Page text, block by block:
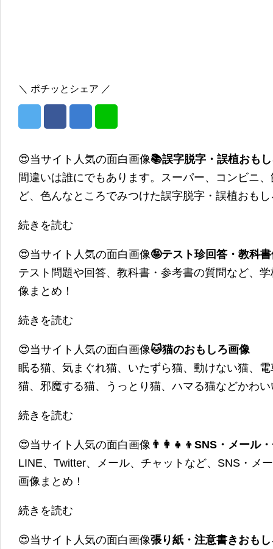
＼ ポチッとシェア ／
😍当サイト人気の面白画像📚誤字脱字・誤植おも
間違いは誰にでもあります。スーパー、コンビニ
ど、色んなところでみつけた誤字脱字・誤植おも
続きを読む
😍当サイト人気の面白画像🤪テスト珍回答・教科
テスト問題や回答、教科書・参考書の質問など、
像まとめ！
続きを読む
😍当サイト人気の面白画像🐱猫のおもしろ画像
眠る猫、気まぐれ猫、いたずら猫、動けない猫、
猫、邪魔する猫、うっとり猫、ハマる猫などかわ
続きを読む
😍当サイト人気の面白画像 👨‍👩‍👧‍👦SNS・メール
LINE、Twitter、メール、チャットなど、SNS・メ
画像まとめ！
続きを読む
😍当サイト人気の面白画像張り紙・注意書きおも